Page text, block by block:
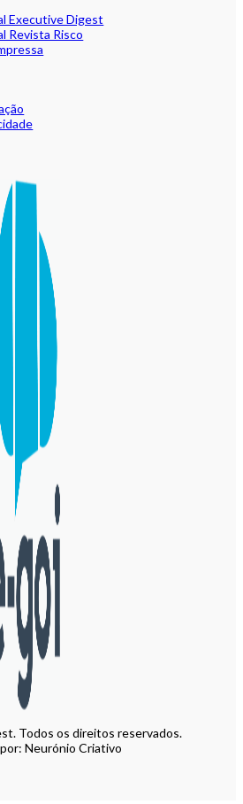
Executive Digest
Revista Risco
Todos os direitos reservados.
Neurónio Criativo